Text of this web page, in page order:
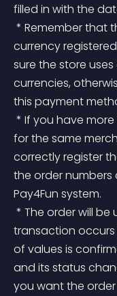
filled in with the
currency
sure the store
currencies,
this payment
for the same
correctly register
the order numbers
Pay4Fun system.
transaction occurs
of values ​​is
and its status
you want the